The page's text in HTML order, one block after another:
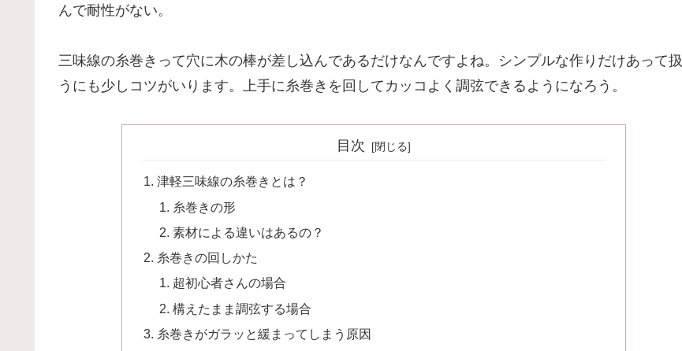
んで耐性がない。
三味線の糸巻きって穴に木の棒が差し込んであるだけなんですよね。シンプルな作りだけあって扱
うにも少しコツがいります。上手に糸巻きを回してカッコよく調弦できるようになろう。
目次
津軽三味線の糸巻きとは？
糸巻きの形
素材による違いはあるの？
糸巻きの回しかた
超初心者さんの場合
構えたまま調弦する場合
糸巻きがガラッと緩まってしまう原因